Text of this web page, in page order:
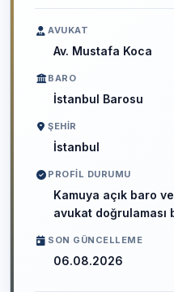
AVUKAT
Av. Mustafa Koca
BARO
İstanbul Barosu
ŞEHIR
İstanbul
PROFIL DURUMU
Kamuya açık baro
avukat doğrulaması
SON GÜNCELLEME
06.08.2026